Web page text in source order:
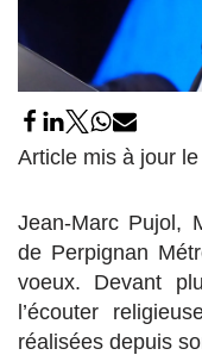
Article mis à jour
Jean-Marc Pujol,
de Perpignan
voeux. Devant
l’écouter
réalisées depuis